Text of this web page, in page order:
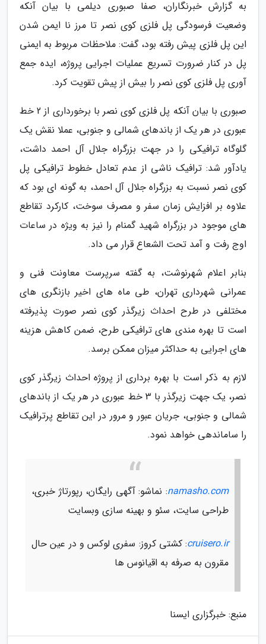
به گزارش خبرنگاران، صفا صبوری دیلمی با بیان آنکه
وضعیت فرسودگی پل فلزی کوی نصر تا مرز نا ایمن شدن
این پل فلزی پیش رفته بود، گفت: ملاحظات مربوط به ایمنی
پل در کنار ضرورت تسریع عملیات اجرایی پروژه، ایده جمع
آوری پل فلزی کوی نصر را بیش از پیش تقویت کرد.
صبوری با بیان آنکه پل فلزی کوی نصر با برخورداری از 2 خط
عبوری در هر یک از باندهای شمالی و جنوبی، عملا نقش یک
گلوگاه ترافیکی را در جهت بزرگراه جلال آل احمد داشت،
یادآور شد: ترافیک ناشی از عدم تعادل خطوط ترافیکی پل
کوی نصر نسبت به بزرگراه جلال آل احمد، به گونه ای بود که
علاوه بر افزایش زمان سفر و مصرف سوخت، کارکرد تقاطع
های موجود در بزرگراه شهید گمنام را نیز به ویژه در ساعات
اوج رفت و آمد تحت الشعاع قرار می داد.
بنابر اعلام شهرنوشت، به گفته سرپرست معاونت فنی و
عمرانی شهرداری تهران، طی ماه های اخیر بازنگری های
مختلفی در طرح احداث زیرگذر کوی نصر صورت پذیرفته
است تا بهره مندی های ترافیکی طرح، ضمن کاهش هزینه
های اجرایی به حداکثر میزان ممکن برسد.
لازم به ذکر است با بهره برداری از پروژه احداث زیرگذر کوی
نصر، یک جهت زیرگذر با 3 خط عبوری در هر یک از باندهای
شمالی و جنوبی، جریان عبور و مرور در این تقاطع پرترافیک
را ساماندهی خواهد نمود.
namasho.com: نماشو: آگهی رایگان، رپورتاژ خبری،
طراحی سایت، سئو و بهینه سازی وبسایت
cruisero.ir: کشتی کروز: سفری لوکس و در عین حال
مقرون به صرفه به اقیانوس ها
منبع: خبرگزاری ایسنا